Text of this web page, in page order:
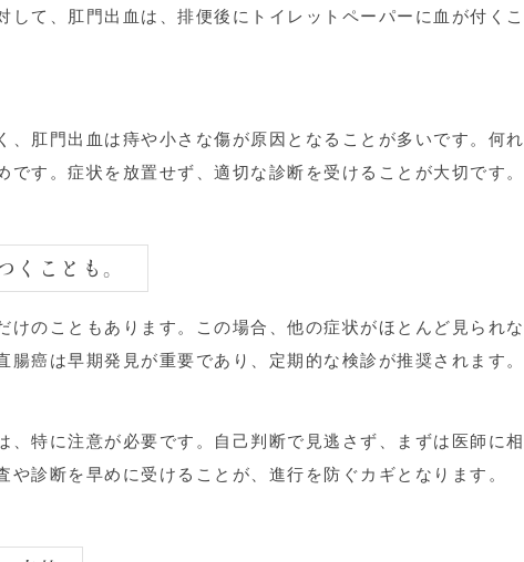
て、肛門出血は、排便後にトイレットペーパーに血が付くこ
、肛門出血は痔や小さな傷が原因となることが多いです。何れ
す。症状を放置せず、適切な診断を受けることが大切です。
くことも。
けのこともあります。この場合、他の症状がほとんど見られな
癌は早期発見が重要であり、定期的な検診が推奨されます。
、特に注意が必要です。自己判断で見逃さず、まずは医師に相
診断を早めに受けることが、進行を防ぐカギとなります。